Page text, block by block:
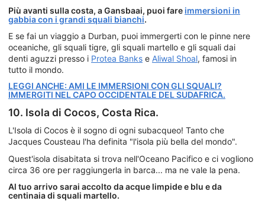
Più avanti sulla costa, a Gansbaai, puoi fare immersioni in
gabbia con i grandi squali bianchi.
E se fai un viaggio a Durban, puoi immergerti con le pinne nere
oceaniche, gli squali tigre, gli squali martello e gli squali dai
denti aguzzi presso i Protea Banks e Aliwal Shoal, famosi in
tutto il mondo.
LEGGI ANCHE: AMI LE IMMERSIONI CON GLI SQUALI?
IMMERGITI NEL CAPO OCCIDENTALE DEL SUDAFRICA.
10. Isola di Cocos, Costa Rica.
L'Isola di Cocos è il sogno di ogni subacqueo! Tanto che
Jacques Cousteau l'ha definita "l'isola più bella del mondo".
Quest'isola disabitata si trova nell'Oceano Pacifico e ci vogliono
circa 36 ore per raggiungerla in barca... ma ne vale la pena.
Al tuo arrivo sarai accolto da acque limpide e blu e da
centinaia di squali martello.